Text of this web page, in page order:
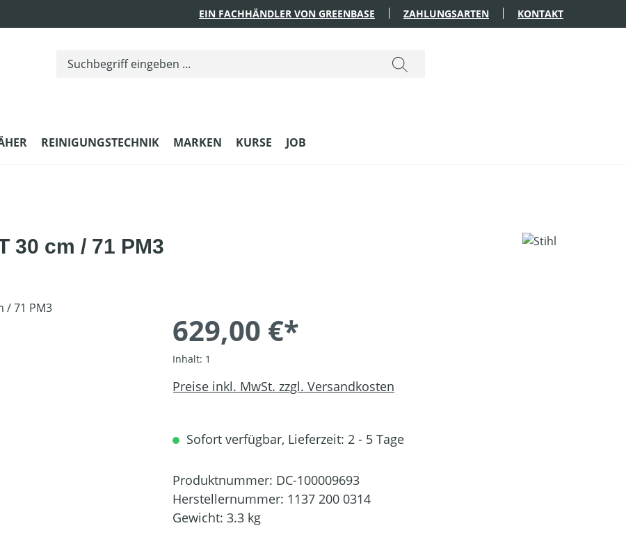
EIN FACHHÄNDLER VON GREENBASE ZAHLUNGSARTEN KONTAKT
REINIGUNGSTECHNIK MARKEN KURSE JOB
30 cm / 71 PM3
629,00 €*
Inhalt: 1
Preise inkl. MwSt. zzgl. Versandkosten
Sofort verfügbar, Lieferzeit: 2 - 5 Tage
Produktnummer: DC-100009693
Herstellernummer: 1137 200 0314
Gewicht: 3.3 kg